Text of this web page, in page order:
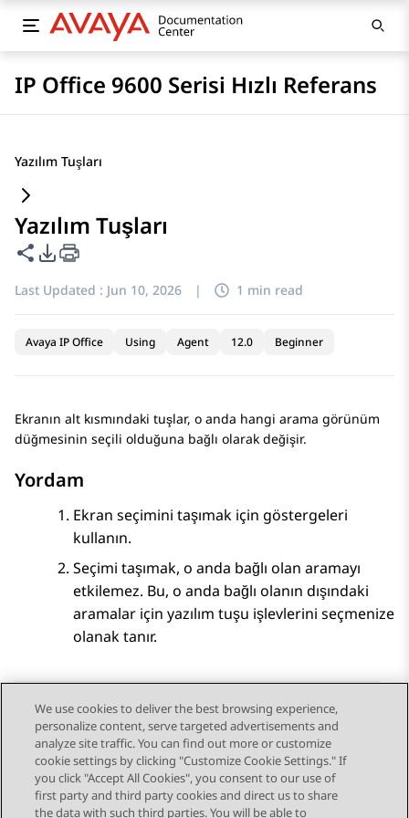
IP Office 9600 Serisi Hızlı Referans
Yazılım Tuşları
Yazılım Tuşları
Share this page
PDF Export Options
Last Updated : Jun 10, 2026 | 1 min read
Avaya IP Office Using Agent 12.0 Beginner
Ekranın alt kısmındaki tuşlar, o anda hangi arama görünüm
düğmesinin seçili olduğuna bağlı olarak değişir.
Yordam
Ekran seçimini taşımak için göstergeleri
kullanın.
Seçimi taşımak, o anda bağlı olan aramayı
etkilemez. Bu, o anda bağlı olanın dışındaki
aramalar için yazılım tuşu işlevlerini seçmenize
olanak tanır.
Send Feedback
Previous Topic Next Topic
We use cookies to deliver the best browsing experience,
personalize content, serve targeted advertisements and
analyze site traffic. You can find out more or customize
cookie settings by clicking "Customize Cookie Settings." If
you click "Accept All Cookies", you consent to our use of
first party and third party cookies and direct us to share
the data with such third parties. You will be able to